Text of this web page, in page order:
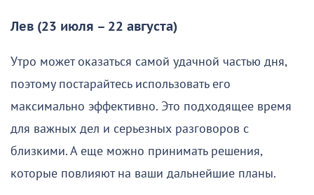
Лев (23 июля – 22 августа)
Утро может оказаться самой удачной частью дня,
поэтому постарайтесь использовать его
максимально эффективно. Это подходящее время
для важных дел и серьезных разговоров с
близкими. А еще можно принимать решения,
которые повлияют на ваши дальнейшие планы.